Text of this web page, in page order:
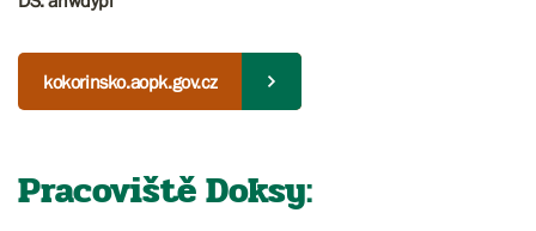
kokorinsko.aopk.gov.cz
Pracoviště Doksy: